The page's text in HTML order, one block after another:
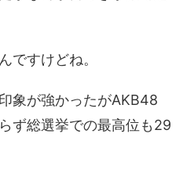
ですけどね。
象が強かったがAKB48
ず総選挙での最高位も29